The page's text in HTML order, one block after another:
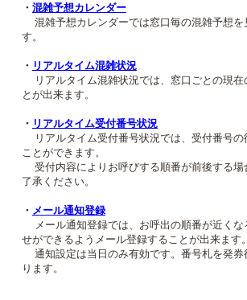
区役所フロアマップ
・ 混雑予想カレンダー
混雑予想カレンダーでは窓口毎の混雑予想を
す。
・ リアルタイム混雑状況
リアルタイム混雑状況では、窓口ごとの現在
とが出来ます。
・ リアルタイム受付番号状況
リアルタイム受付番号状況では、受付番号の
ことができます。
受付内容によりお呼びする順番が前後する場
了承ください。
・ メール通知登録
メール通知登録では、お呼出の順番が近くな
せができるようメール登録することが出来ます。
通知設定は当日のみ有効です。番号札を発券
ります。